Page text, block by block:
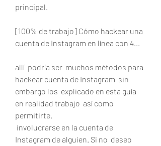
principal.
[100% de trabajo] Cómo hackear una
cuenta de Instagram en línea con 4...
allí  podría ser  muchos métodos para
hackear cuenta de Instagram  sin
embargo los  explicado en esta guía
en realidad trabajo  así como
permitirte.
Instagram de alguien. Si no  deseo